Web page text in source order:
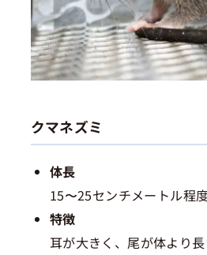
クマネズミ
体長
15〜25センチメートル程
特徴
耳が大きく、尾が体より